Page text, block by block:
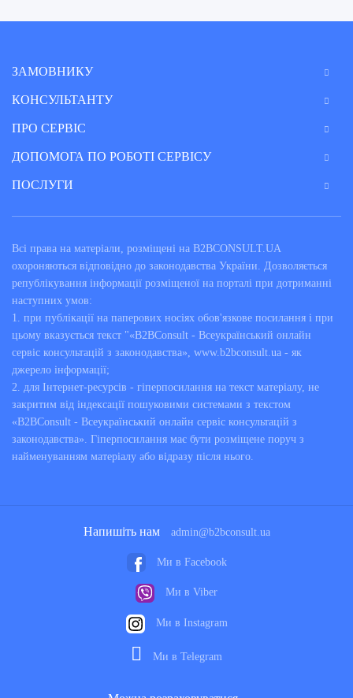
ЗАМОВНИКУ
КОНСУЛЬТАНТУ
ПРО СЕРВІС
ДОПОМОГА ПО РОБОТІ СЕРВІСУ
ПОСЛУГИ
Всі права на матеріали, розміщені на B2BCONSULT.UA
охороняються відповідно до законодавства України. Дозволяється
републікування інформації розміщеної на порталі при дотриманні
наступних умов:
1. при публікації на паперових носіях обов'язкове посилання і при
цьому вказується текст "«B2BConsult - Всеукраїнський онлайн
сервіс консультацій з законодавства», www.b2bconsult.ua - як
джерело інформації;
2. для Інтернет-ресурсів - гіперпосилання на текст матеріалу, не
закритим від індексації пошуковими системами з текстом
«B2BConsult - Всеукраїнський онлайн сервіс консультацій з
законодавства». Гіперпосилання має бути розміщене поруч з
найменуванням матеріалу або відразу після нього.
Напишіть нам admin@b2bconsult.ua
Ми в Facebook
Ми в Viber
Ми в Instagram
Ми в Telegram